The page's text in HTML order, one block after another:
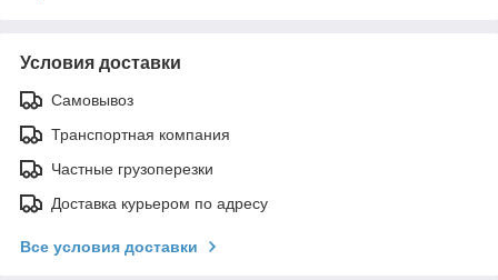
Условия доставки
Самовывоз
Транспортная компания
Частные грузоперезки
Доставка курьером по адресу
Все условия доставки